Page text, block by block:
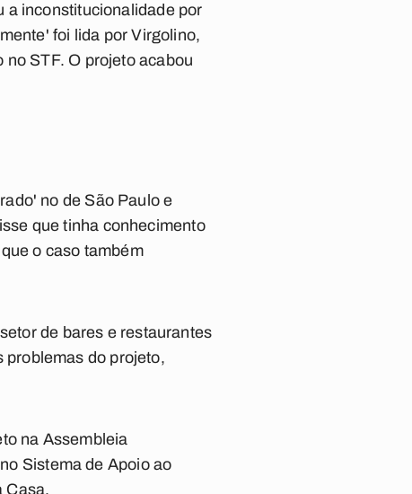
a inconstitucionalidade por
foi lida por Virgolino,
STF. O projeto acabou
no de São Paulo e
que tinha conhecimento
o caso também
de bares e restaurantes
problemas do projeto,
na Assembleia
Sistema de Apoio ao
Casa.